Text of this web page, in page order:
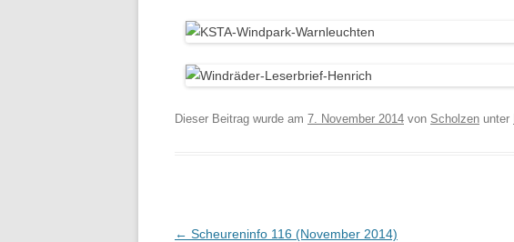
Dieser Beitrag wurde am 7. November 2014 von Scholzen unter
Beitragsnavigation
← Scheureninfo 116 (November 2014)